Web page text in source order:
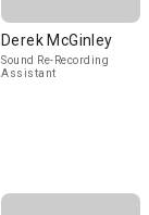
Derek McGinley
Sound Re-Recording
Assistant